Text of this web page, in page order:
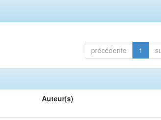
précédente 1
Auteur(s)